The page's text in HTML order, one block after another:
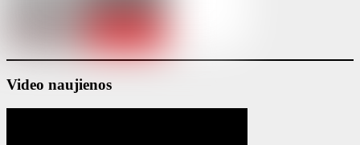
Video naujienos